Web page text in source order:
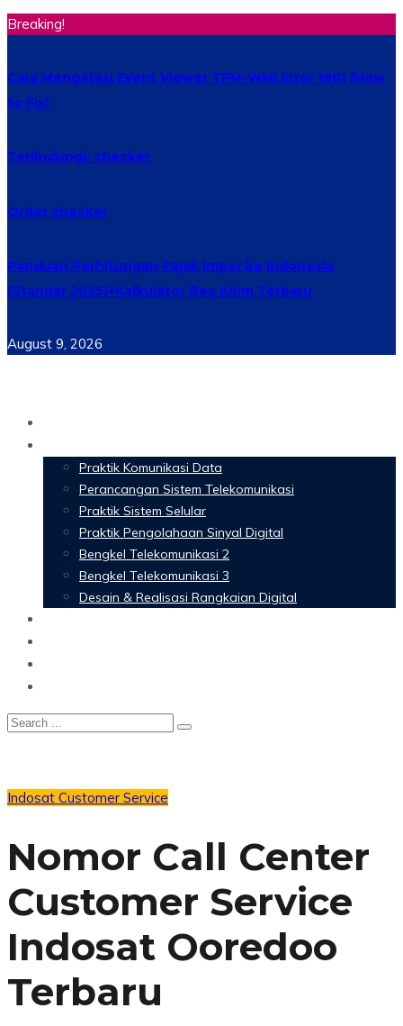
Breaking!
Cara Mengatasi Event Viewer TPM-WMI Error 1801 (How
to Fix)
Terlindungi: checker
Order checker
Panduan Perhitungan Pajak Impor ke Indonesia
(Standar 2025)+Kalkulator Bea Kirim Terbaru
August 9, 2026
Praktik Komunikasi Data
Perancangan Sistem Telekomunikasi
Praktik Sistem Selular
Praktik Pengolahaan Sinyal Digital
Bengkel Telekomunikasi 2
Bengkel Telekomunikasi 3
Desain & Realisasi Rangkaian Digital
Indosat Customer Service
Nomor Call Center
Customer Service
Indosat Ooredoo
Terbaru